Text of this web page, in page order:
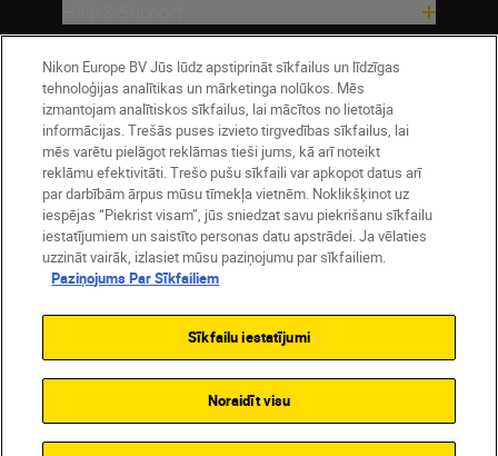
Company
Latvija Nikon Sites
Contact Us Privacy Notice
Terms of Use
Cookie Settings
Nikon Europe BV Jūs lūdz apstiprināt sīkfailus un līdzīgas
tehnoloģijas analītikas un mārketinga nolūkos. Mēs
izmantojam analītiskos sīkfailus, lai mācītos no lietotāja
informācijas. Trešās puses izvieto tirgvedības sīkfailus, lai
mēs varētu pielāgot reklāmas tieši jums, kā arī noteikt
reklāmu efektivitāti. Trešo pušu sīkfaili var apkopot datus arī
par darbībām ārpus mūsu tīmekļa vietnēm. Noklikšķinot uz
iespējas “Piekrist visam”, jūs sniedzat savu piekrišanu sīkfailu
iestatījumiem un saistīto personas datu apstrādei. Ja vēlaties
uzzināt vairāk, izlasiet mūsu paziņojumu par sīkfailiem.
Paziņojums Par Sīkfailiem
Sīkfailu iestatījumi
Noraidīt visu